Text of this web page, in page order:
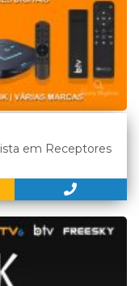
em Receptores